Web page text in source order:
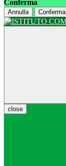
Conferma
Annulla Conferma
close